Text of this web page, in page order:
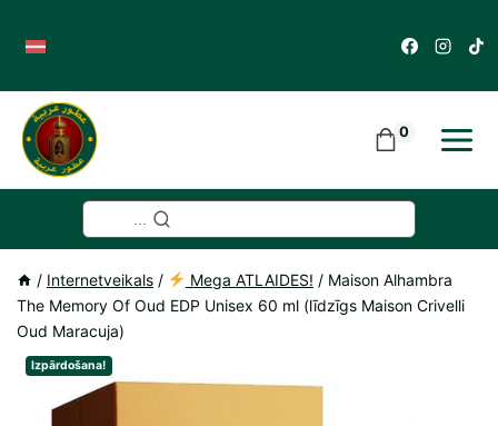
content
0
/ Internetveikals / Mega ATLAIDES! / Maison Alhambra
The Memory Of Oud EDP Unisex 60 ml (līdzīgs Maison Crivelli
Oud Maracuja)
Izpārdošana!